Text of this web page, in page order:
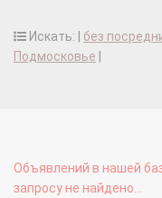
Искать: | без
Подмосковье
Объявлений в нашей
запросу не найдено...